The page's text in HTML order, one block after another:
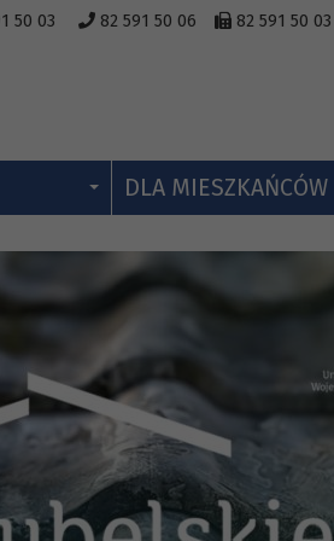
50 03 82 591 50 06 82 591 50 03
DLA MIESZKAŃCÓW